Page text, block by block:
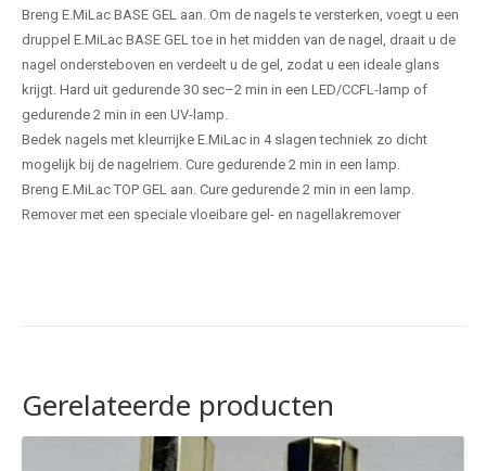
Breng E.MiLac BASE GEL aan. Om de nagels te versterken, voegt u een
druppel E.MiLac BASE GEL toe in het midden van de nagel, draait u de
nagel ondersteboven en verdeelt u de gel, zodat u een ideale glans
krijgt. Hard uit gedurende 30 sec–2 min in een LED/CCFL-lamp of
gedurende 2 min in een UV-lamp.
Bedek nagels met kleurrijke E.MiLac in 4 slagen techniek zo dicht
mogelijk bij de nagelriem. Cure gedurende 2 min in een lamp.
Breng E.MiLac TOP GEL aan. Cure gedurende 2 min in een lamp.
Remover met een speciale vloeibare gel- en nagellakremover
Gerelateerde producten